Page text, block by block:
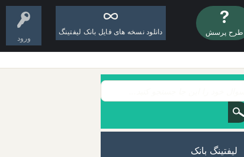
ورود
طرح پرسش دانلود نسخه های فایل بانک لیفتینگ
لیفتینگ بانک